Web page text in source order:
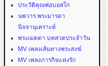
ประวัติคุณพ่อบอสโก
นพวาร พระมารดา
นิจจานุเคราะห์
พระเมตตา บทสวดประจำวัน
MV เพลงเส้นทางพระสงฆ์
MV เพลงภารกิจแห่งรัก